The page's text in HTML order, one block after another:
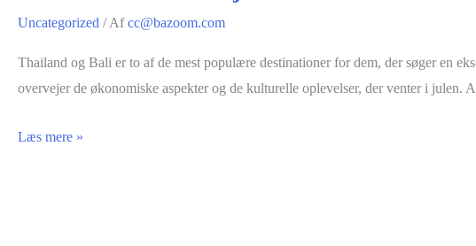
Uncategorized / Afcc@bazoom.com
Thailand og Bali er to af de mest populære destinationer for dem, der søger en
overvejer de økonomiske aspekter og de kulturelle oplevelser, der venter i
Thailand
Læs mere »